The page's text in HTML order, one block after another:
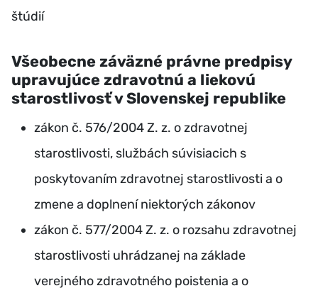
štúdií
Všeobecne záväzné právne predpisy
upravujúce zdravotnú a liekovú
starostlivosť v Slovenskej republike
zákon č. 576/2004 Z. z. o zdravotnej
starostlivosti, službách súvisiacich s
poskytovaním zdravotnej starostlivosti a o
zmene a doplnení niektorých zákonov
zákon č. 577/2004 Z. z. o rozsahu zdravotnej
starostlivosti uhrádzanej na základe
verejného zdravotného poistenia a o